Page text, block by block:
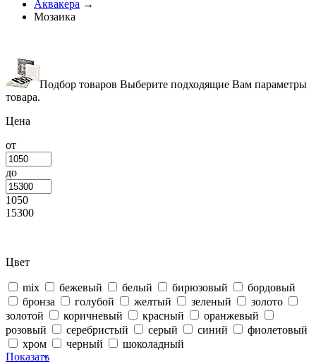
Аквакера →
Мозаика
Подбор товаров Выберите подходящие Вам параметры
товара.
Цена
от
до
1050
15300
Цвет
mix бежевый белый бирюзовый
бордовый
бронза
голубой желтый зеленый
золото
золотой
коричневый красный
оранжевый
розовый
серебристый серый синий
фиолетовый
хром
черный
шоколадный
Показать